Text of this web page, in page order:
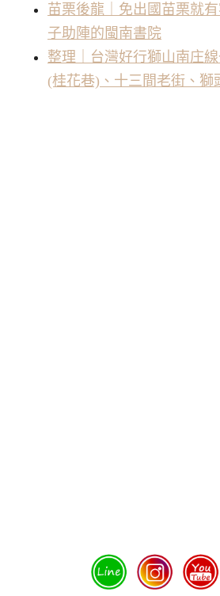
苗栗後龍｜免出國苗栗就
子助陣的閩南書院
整理｜台灣好行獅山南庄
(桂花巷)、十三間老街、獅